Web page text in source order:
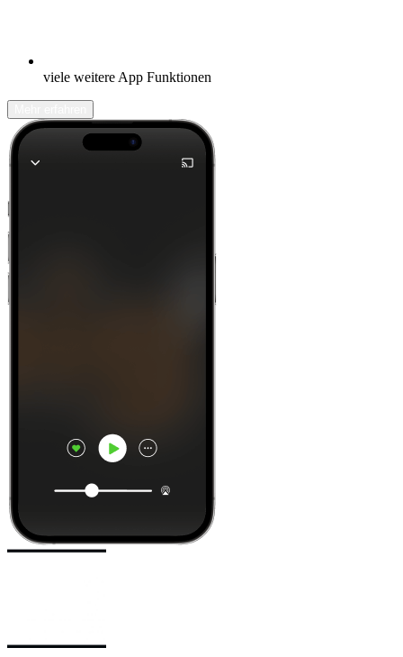
viele weitere App Funktionen